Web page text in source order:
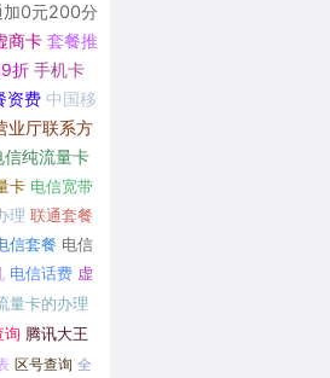
加0元200分
商卡 套餐推
折 手机卡
资费 中国移
业厅联系方
信纯流量卡
卡 电信宽带
理 联通套餐
信套餐 电信
电信话费 虚
量卡的办理
询 腾讯大王
区号查询 全